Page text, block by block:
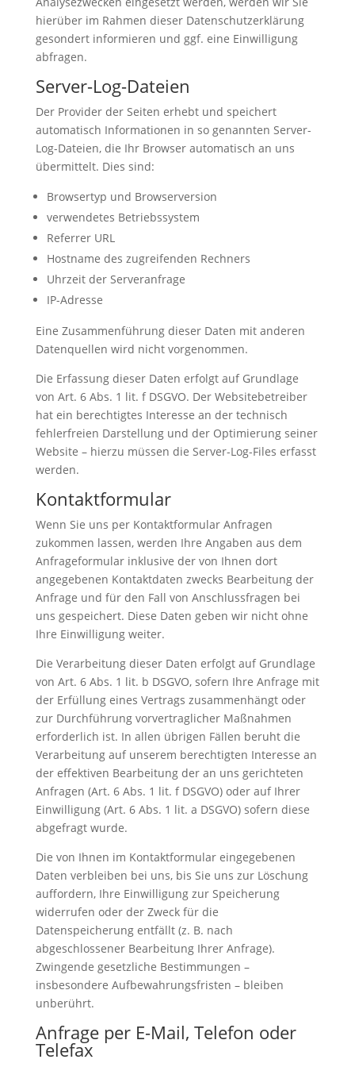
hierüber im Rahmen dieser Datenschutzerklärung
gesondert informieren und ggf. eine Einwilligung
abfragen.
Server-Log-Dateien
Der Provider der Seiten erhebt und speichert
automatisch Informationen in so genannten Server-
Log-Dateien, die Ihr Browser automatisch an uns
übermittelt. Dies sind:
Browsertyp und Browserversion
verwendetes Betriebssystem
Referrer URL
Hostname des zugreifenden Rechners
Uhrzeit der Serveranfrage
IP-Adresse
Eine Zusammenführung dieser Daten mit anderen
Datenquellen wird nicht vorgenommen.
Die Erfassung dieser Daten erfolgt auf Grundlage
von Art. 6 Abs. 1 lit. f DSGVO. Der Websitebetreiber
hat ein berechtigtes Interesse an der technisch
fehlerfreien Darstellung und der Optimierung seiner
Website – hierzu müssen die Server-Log-Files erfasst
werden.
Kontaktformular
Wenn Sie uns per Kontaktformular Anfragen
zukommen lassen, werden Ihre Angaben aus dem
Anfrageformular inklusive der von Ihnen dort
angegebenen Kontaktdaten zwecks Bearbeitung der
Anfrage und für den Fall von Anschlussfragen bei
uns gespeichert. Diese Daten geben wir nicht ohne
Ihre Einwilligung weiter.
Die Verarbeitung dieser Daten erfolgt auf Grundlage
von Art. 6 Abs. 1 lit. b DSGVO, sofern Ihre Anfrage mit
der Erfüllung eines Vertrags zusammenhängt oder
zur Durchführung vorvertraglicher Maßnahmen
erforderlich ist. In allen übrigen Fällen beruht die
Verarbeitung auf unserem berechtigten Interesse an
der effektiven Bearbeitung der an uns gerichteten
Anfragen (Art. 6 Abs. 1 lit. f DSGVO) oder auf Ihrer
Einwilligung (Art. 6 Abs. 1 lit. a DSGVO) sofern diese
abgefragt wurde.
Die von Ihnen im Kontaktformular eingegebenen
Daten verbleiben bei uns, bis Sie uns zur Löschung
auffordern, Ihre Einwilligung zur Speicherung
widerrufen oder der Zweck für die
Datenspeicherung entfällt (z. B. nach
abgeschlossener Bearbeitung Ihrer Anfrage).
Zwingende gesetzliche Bestimmungen –
insbesondere Aufbewahrungsfristen – bleiben
unberührt.
Anfrage per E-Mail, Telefon oder
Telefax